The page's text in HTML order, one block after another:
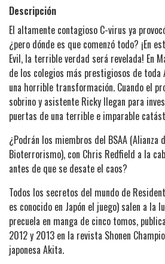
Descripción
El altamente contagioso C-virus ya
¿pero dónde es que comenzó todo? ¡En
Evil, la terrible verdad será revelada! En
de los colegios más prestigiosos de toda
una horrible transformación. Cuando el
sobrino y asistente Ricky llegan para
puertas de una terrible e imparable
¿Podrán los miembros del BSAA (Alianza
Bioterrorismo), con Chris Redfield a la
antes de que se desate el caos?
Todos los secretos del mundo de
es conocido en Japón el juego) salen a la
precuela en manga de cinco tomos,
2012 y 2013 en la revista Shonen
japonesa Akita.